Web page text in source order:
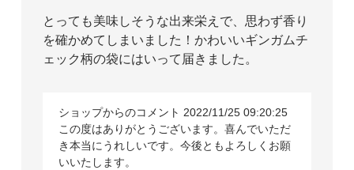
とっても美味しそうな出来栄えで、思わず香り
を確かめてしまいました！かわいいギンガムチ
ェック柄の袋にはいって届きました。
ショップからのコメント 2022/11/25 09:20:25
この度はありがとうございます。喜んでいただ
き本当にうれしいです。今後ともよろしくお願
いいたします。